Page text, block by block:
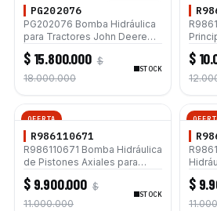
PG202076
PG202076 Bomba Hidráulica
para Tractores John Deere
9100 9320 9460R 9520 9630
$ 15.800.000 $
18.000.000
STOCK
410K
$
OFERTA
R986110671
R986110671 Bomba Hidráulica
de Pistones Axiales para
Retroexcavadoras Caterpillar
420F 430F 432F 444F
$ 9.900.000 $
11.000.000
STOCK
420F
$